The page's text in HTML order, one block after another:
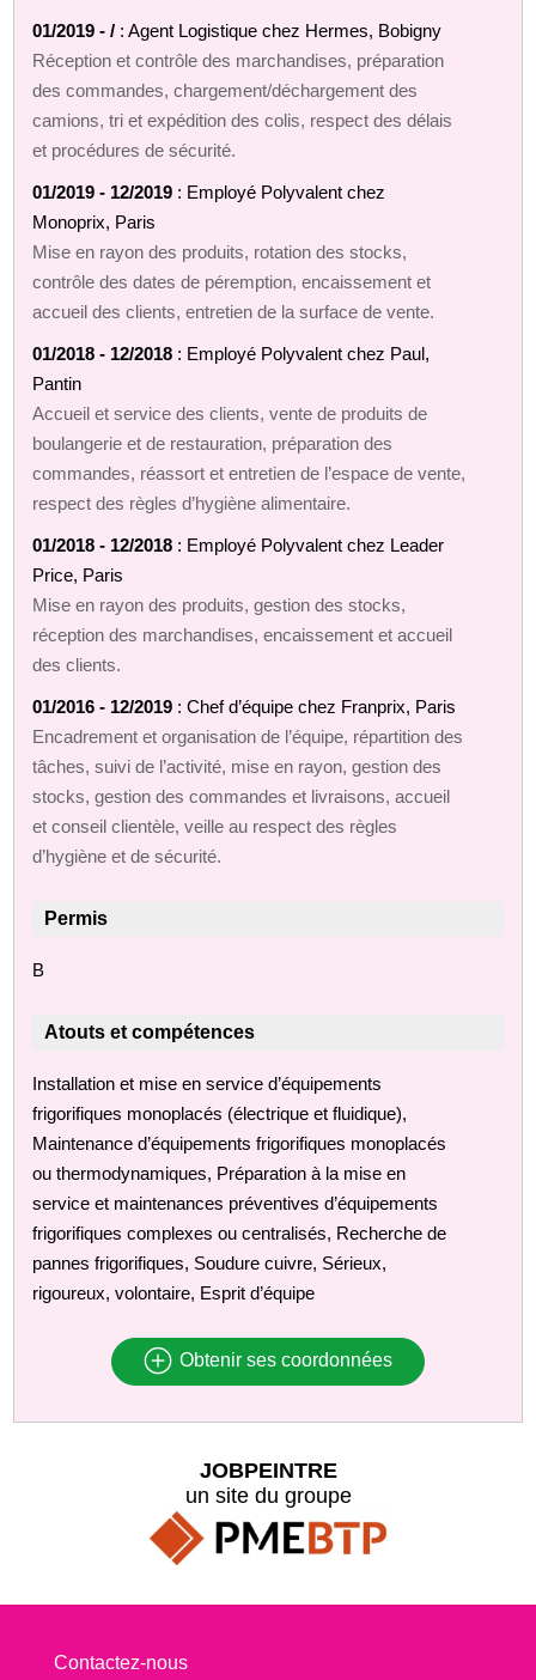
01/2019 - / : Agent Logistique chez Hermes, Bobigny
Réception et contrôle des marchandises, préparation
des commandes, chargement/déchargement des
camions, tri et expédition des colis, respect des délais
et procédures de sécurité.
01/2019 - 12/2019 : Employé Polyvalent chez
Monoprix, Paris
Mise en rayon des produits, rotation des stocks,
contrôle des dates de péremption, encaissement et
accueil des clients, entretien de la surface de vente.
01/2018 - 12/2018 : Employé Polyvalent chez Paul,
Pantin
Accueil et service des clients, vente de produits de
boulangerie et de restauration, préparation des
commandes, réassort et entretien de l’espace de vente,
respect des règles d’hygiène alimentaire.
01/2018 - 12/2018 : Employé Polyvalent chez Leader
Price, Paris
Mise en rayon des produits, gestion des stocks,
réception des marchandises, encaissement et accueil
des clients.
01/2016 - 12/2019 : Chef d’équipe chez Franprix, Paris
Encadrement et organisation de l’équipe, répartition des
tâches, suivi de l’activité, mise en rayon, gestion des
stocks, gestion des commandes et livraisons, accueil
et conseil clientèle, veille au respect des règles
d’hygiène et de sécurité.
Permis
B
Atouts et compétences
Installation et mise en service d’équipements
frigorifiques monoplacés (électrique et fluidique),
Maintenance d’équipements frigorifiques monoplacés
ou thermodynamiques, Préparation à la mise en
service et maintenances préventives d’équipements
frigorifiques complexes ou centralisés, Recherche de
pannes frigorifiques, Soudure cuivre, Sérieux,
rigoureux, volontaire, Esprit d’équipe
Obtenir ses coordonnées
JOBPEINTRE
un site du groupe
Contactez-nous